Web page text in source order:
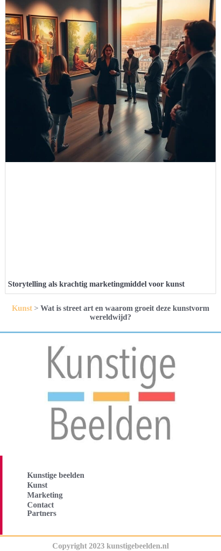
Storytelling als krachtig marketingmiddel voor kunst
Kunst > Wat is street art en waarom groeit deze kunstvorm
wereldwijd?
Kunstige beelden
Kunst
Marketing
Contact
Partners
Copyright 2023 kunstigebeelden.nl